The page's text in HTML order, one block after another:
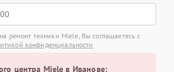
ремонт техники Miele, Вы соглашаетесь с
конфиденциальности
центра Miele в Иванове: